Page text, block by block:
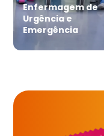
Enfermagem de
Urgência e
Emergência